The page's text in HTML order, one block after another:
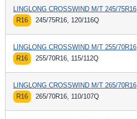
LINGLONG CROSSWIND M/T 245/75R16
R16
245/75R16, 120/116Q
LINGLONG CROSSWIND M/T 255/70R16
R16
255/70R16, 115/112Q
LINGLONG CROSSWIND M/T 265/70R16
R16
265/70R16, 110/107Q